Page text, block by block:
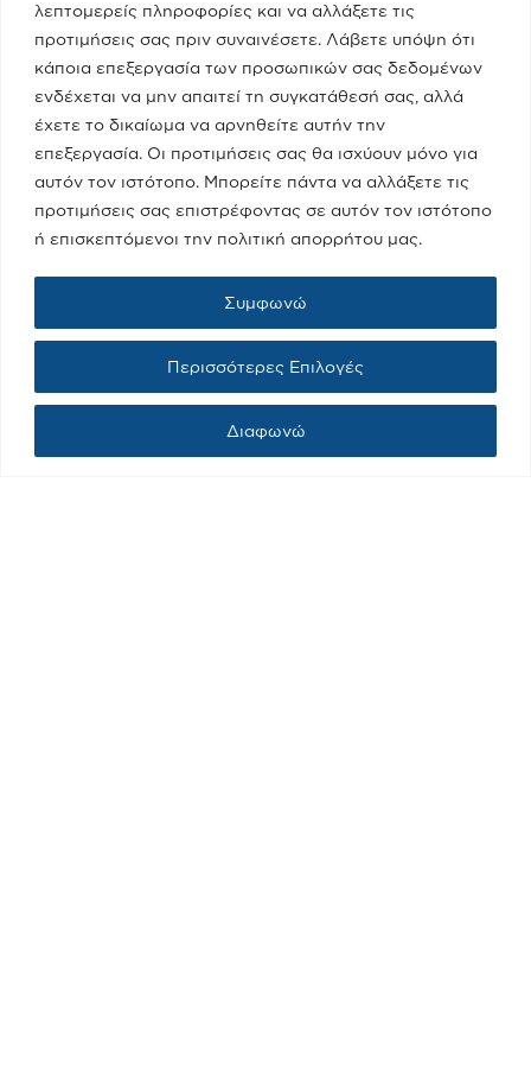
λεπτομερείς πληροφορίες και να αλλάξετε τις
προτιμήσεις σας πριν συναινέσετε. Λάβετε υπόψη ότι
κάποια επεξεργασία των προσωπικών σας δεδομένων
ενδέχεται να μην απαιτεί τη συγκατάθεσή σας, αλλά
έχετε το δικαίωμα να αρνηθείτε αυτήν την
επεξεργασία. Οι προτιμήσεις σας θα ισχύουν μόνο για
αυτόν τον ιστότοπο. Μπορείτε πάντα να αλλάξετε τις
προτιμήσεις σας επιστρέφοντας σε αυτόν τον ιστότοπο
ή επισκεπτόμενοι την πολιτική απορρήτου μας.
Περισσότερες Επιλογές
Διαφωνώ
Συμφωνώ
Τελευταία Νέα
Παραπολιτικά 90.1 / Δημήτρης
Τάκης, Χριστίνα Κοραή
08/05/2023
Real fm / Νίκος Χατζηνικολάου
05/05/2023
Κατηγορίες